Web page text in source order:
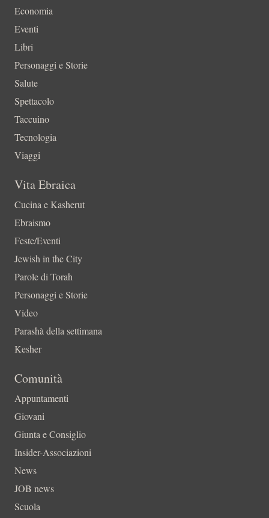
Economia
Eventi
Libri
Personaggi e Storie
Salute
Spettacolo
Taccuino
Tecnologia
Viaggi
Vita Ebraica
Cucina e Kasherut
Ebraismo
Feste/Eventi
Jewish in the City
Parole di Torah
Personaggi e Storie
Video
Parashà della settimana
Kesher
Comunità
Appuntamenti
Giovani
Giunta e Consiglio
Insider-Associazioni
News
JOB news
Scuola